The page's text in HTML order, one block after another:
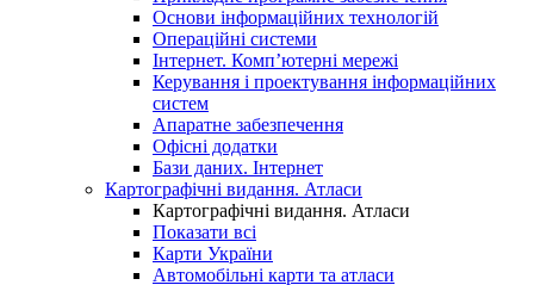
Основи інформаційних технологій
Операційні системи
Інтернет. Комп’ютерні мережі
Керування і проектування інформаційних
систем
Апаратне забезпечення
Офісні додатки
Бази даних. Інтернет
Картографічні видання. Атласи
Картографічні видання. Атласи
Показати всі
Карти України
Автомобільні карти та атласи